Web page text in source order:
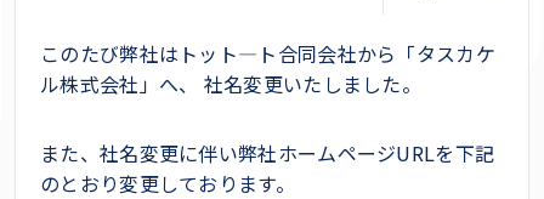
このたび弊社はトット―ト合同会社から「タスカケ
ル株式会社」へ、 社名変更いたしました。
また、社名変更に伴い弊社ホームページURLを下記
のとおり変更しております。